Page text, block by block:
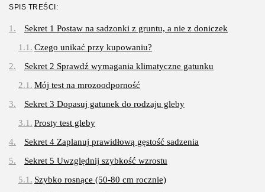
Gastronomia
Obiady w łódzkim biurowcu: co
wybrać,...
POPULARNE KATEGORIE
Dom i Ogród
212 Artykułów
83 Artykułów
SPIS TREŚCI:
Sekret 1 Postaw na sadzonki z gruntu, a nie z doniczek
Czego unikać przy kupowaniu?
Sekret 2 Sprawdź wymagania klimatyczne gatunku
Mój test na mrozoodporność
Sekret 3 Dopasuj gatunek do rodzaju gleby
Prosty test gleby
Sekret 4 Zaplanuj prawidłową gęstość sadzenia
Sekret 5 Uwzględnij szybkość wzrostu
Szybko rosnące (50-80 cm rocznie)